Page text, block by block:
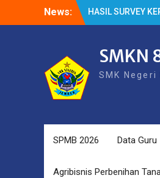
News:
HASIL SURVEY
HASIL SPMB
SMKN
SMK
SPMB 2026 Data Guru
Agribisnis Perbenihan